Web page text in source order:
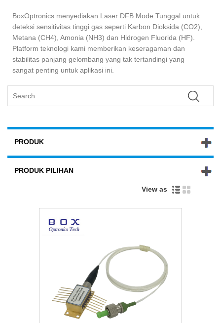
BoxOptronics menyediakan Laser DFB Mode Tunggal untuk
deteksi sensitivitas tinggi gas seperti Karbon Dioksida (CO2),
Metana (CH4), Amonia (NH3) dan Hidrogen Fluorida (HF).
Platform teknologi kami memberikan keseragaman dan
stabilitas panjang gelombang yang tak tertandingi yang
sangat penting untuk aplikasi ini.
PRODUK
PRODUK PILIHAN
View as